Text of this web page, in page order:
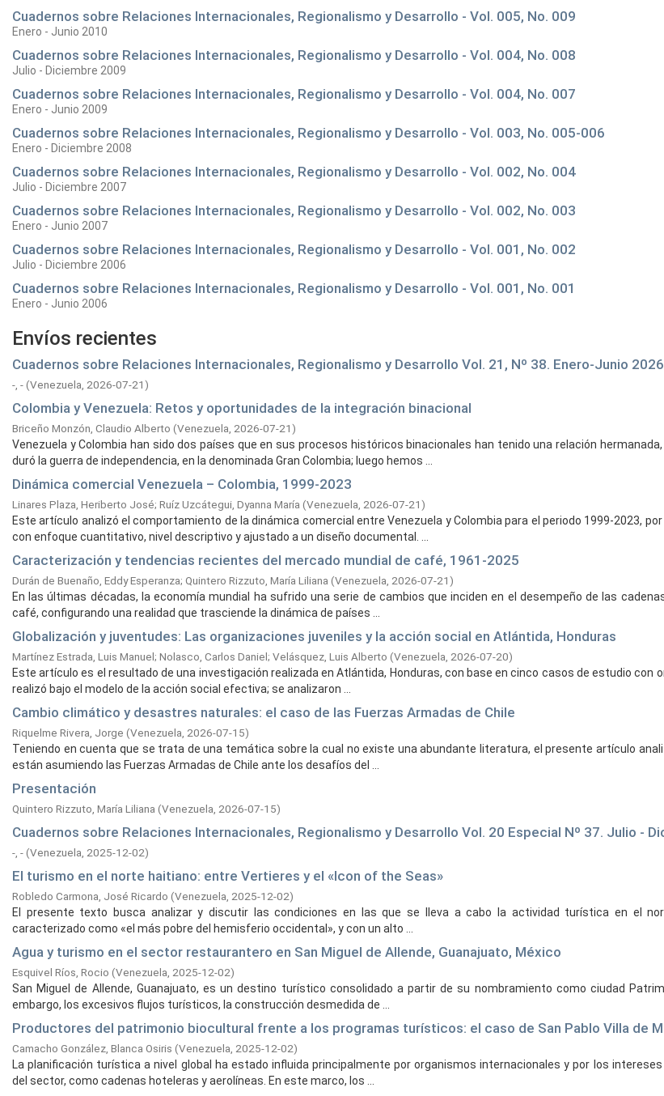
Cuadernos sobre Relaciones Internacionales, Regionalismo y Desarrollo - Vol. 005, No. 009
Enero - Junio 2010
Cuadernos sobre Relaciones Internacionales, Regionalismo y Desarrollo - Vol. 004, No. 008
Julio - Diciembre 2009
Cuadernos sobre Relaciones Internacionales, Regionalismo y Desarrollo - Vol. 004, No. 007
Enero - Junio 2009
Cuadernos sobre Relaciones Internacionales, Regionalismo y Desarrollo - Vol. 003, No. 005-006
Enero - Diciembre 2008
Cuadernos sobre Relaciones Internacionales, Regionalismo y Desarrollo - Vol. 002, No. 004
Julio - Diciembre 2007
Cuadernos sobre Relaciones Internacionales, Regionalismo y Desarrollo - Vol. 002, No. 003
Enero - Junio 2007
Cuadernos sobre Relaciones Internacionales, Regionalismo y Desarrollo - Vol. 001, No. 002
Julio - Diciembre 2006
Cuadernos sobre Relaciones Internacionales, Regionalismo y Desarrollo - Vol. 001, No. 001
Enero - Junio 2006
Envíos recientes
Cuadernos sobre Relaciones Internacionales, Regionalismo y Desarrollo Vol. 21, Nº 38. Enero-Junio 2026
-, -(Venezuela, 2026-07-21)
Colombia y Venezuela: Retos y oportunidades de la integración binacional
Briceño Monzón, Claudio Alberto (Venezuela, 2026-07-21)
Venezuela y Colombia han sido dos países que en sus procesos históricos binacionales han tenido una relación
duró la guerra de independencia, en la denominada Gran Colombia; luego hemos ...
Dinámica comercial Venezuela – Colombia, 1999-2023
Linares Plaza, Heriberto José; Ruíz Uzcátegui, Dyanna María (Venezuela, 2026-07-21)
Este artículo analizó el comportamiento de la dinámica comercial entre Venezuela y Colombia para el periodo 1999-2023,
con enfoque cuantitativo, nivel descriptivo y ajustado a un diseño documental. ...
Caracterización y tendencias recientes del mercado mundial de café, 1961-2025
Durán de Buenaño, Eddy Esperanza; Quintero Rizzuto, María Liliana (Venezuela, 2026-07-21)
En las últimas décadas, la economía mundial ha sufrido una serie de cambios que inciden en el desempeño de las
café, configurando una realidad que trasciende la dinámica de países ...
Globalización y juventudes: Las organizaciones juveniles y la acción social en Atlántida, Honduras
Martínez Estrada, Luis Manuel; Nolasco, Carlos Daniel; Velásquez, Luis Alberto (Venezuela, 2026-07-20)
Este artículo es el resultado de una investigación realizada en Atlántida, Honduras, con base en cinco casos de estudio con
realizó bajo el modelo de la acción social efectiva; se analizaron ...
Cambio climático y desastres naturales: el caso de las Fuerzas Armadas de Chile
Riquelme Rivera, Jorge (Venezuela, 2026-07-15)
Teniendo en cuenta que se trata de una temática sobre la cual no existe una abundante literatura, el presente artículo
están asumiendo las Fuerzas Armadas de Chile ante los desafíos del ...
Presentación
Quintero Rizzuto, María Liliana (Venezuela, 2026-07-15)
Cuadernos sobre Relaciones Internacionales, Regionalismo y Desarrollo Vol. 20 Especial Nº 37. Julio -
-, -(Venezuela, 2025-12-02)
El turismo en el norte haitiano: entre Vertieres y el «Icon of the Seas»
Robledo Carmona, José Ricardo (Venezuela, 2025-12-02)
El presente texto busca analizar y discutir las condiciones en las que se lleva a cabo la actividad turística en el
caracterizado como «el más pobre del hemisferio occidental», y con un alto ...
Agua y turismo en el sector restaurantero en San Miguel de Allende, Guanajuato, México
Esquivel Ríos, Rocio (Venezuela, 2025-12-02)
San Miguel de Allende, Guanajuato, es un destino turístico consolidado a partir de su nombramiento como ciudad
embargo, los excesivos flujos turísticos, la construcción desmedida de ...
Productores del patrimonio biocultural frente a los programas turísticos: el caso de San Pablo Villa de
Camacho González, Blanca Osiris (Venezuela, 2025-12-02)
La planificación turística a nivel global ha estado influida principalmente por organismos internacionales y por los
del sector, como cadenas hoteleras y aerolíneas. En este marco, los ...